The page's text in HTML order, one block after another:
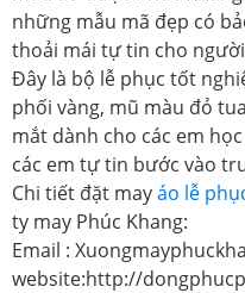
những mẫu mã đẹp có
thoải mái tự tin cho
Đây là bộ lễ phục tốt
phối vàng, mũ màu đỏ
mắt dành cho các em
các em tự tin bước vào
Chi tiết đặt mayáo lễ
ty may Phúc Khang:
Email :
website:http://